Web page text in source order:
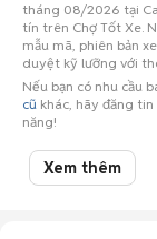
tháng 08/2026 tại
tín trên Chợ Tốt Xe.
mẫu mã, phiên bản
duyệt kỹ lưỡng với
Nếu bạn có nhu cầu
cũ khác, hãy đăng
năng!
Xem thêm